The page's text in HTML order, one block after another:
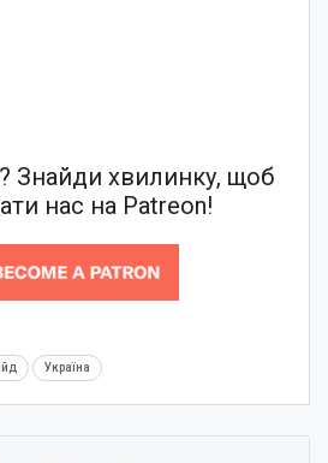
Знайди хвилинку, щоб
нас на Patreon!
Україна